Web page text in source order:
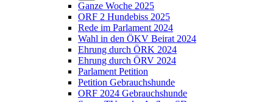
Ganze Woche 2025
ORF 2 Hundebiss 2025
Rede im Parlament 2024
Wahl in den ÖKV Beirat 2024
Ehrung durch ÖRK 2024
Ehrung durch ÖRV 2024
Parlament Petition
Petition Gebrauchshunde
ORF 2024 Gebrauchshunde